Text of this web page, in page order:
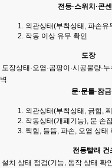
전등·스위치·콘
외관상태(부착상태, 파손유
작동 이상 유무 확인
도장
도장상태·오염·곰팡이·시공불량·
벽
문·문틀·잠금
외관상태(부착상태, 긁힘,
작동상태(개폐기능), 문 손
찍힘, 들뜸, 파손, 오염 상태
전동빨래 건
설치 상태 점검(기능, 동작 상태 확